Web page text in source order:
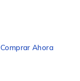
Comprar Ahora